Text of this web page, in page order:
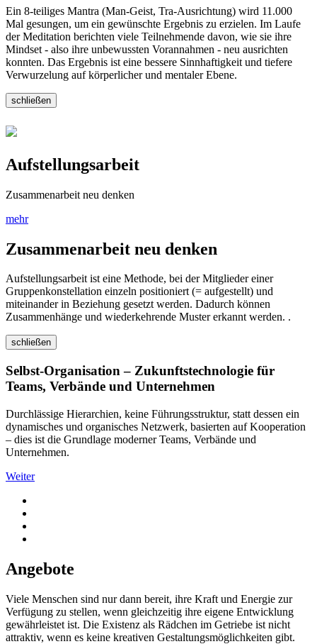
Ein 8-teiliges Mantra (Man-Geist, Tra-Ausrichtung) wird 11.000
Mal gesungen, um ein gewünschte Ergebnis zu erzielen. Im Laufe
der Meditation berichten viele Teilnehmende davon, wie sie ihre
Mindset - also ihre unbewussten Vorannahmen - neu ausrichten
konnten. Das Ergebnis ist eine bessere Sinnhaftigkeit und tiefere
Verwurzelung auf körperlicher und mentaler Ebene.
schließen
Aufstellungsarbeit
Zusammenarbeit neu denken
mehr
Zusammenarbeit neu denken
Aufstellungsarbeit ist eine Methode, bei der Mitglieder einer
Gruppenkonstellation einzeln positioniert (= aufgestellt) und
miteinander in Beziehung gesetzt werden. Dadurch können
Zusammenhänge und wiederkehrende Muster erkannt werden. .
schließen
Selbst-Organisation – Zukunftstechnologie für
Teams, Verbände und Unternehmen
Durchlässige Hierarchien, keine Führungsstruktur, statt dessen ein
dynamisches und organisches Netzwerk, basierten auf Kooperation
– dies ist die Grundlage moderner Teams, Verbände und
Unternehmen.
Weiter
Angebote
Viele Menschen sind nur dann bereit, ihre Kraft und Energie zur
Verfügung zu stellen, wenn gleichzeitig ihre eigene Entwicklung
gewährleistet ist. Die Existenz als Rädchen im Getriebe ist nicht
attraktiv, wenn es keine kreativen Gestaltungsmöglichkeiten gibt.